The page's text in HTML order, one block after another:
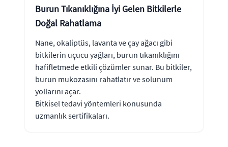
Burun Tıkanıklığına İyi Gelen Bitkilerle
Doğal Rahatlama
Nane, okaliptüs, lavanta ve çay ağacı gibi
bitkilerin uçucu yağları, burun tıkanıklığını
hafifletmede etkili çözümler sunar. Bu bitkiler,
burun mukozasını rahatlatır ve solunum
yollarını açar.
Bitkisel tedavi yöntemleri konusunda
uzmanlık sertifikaları.